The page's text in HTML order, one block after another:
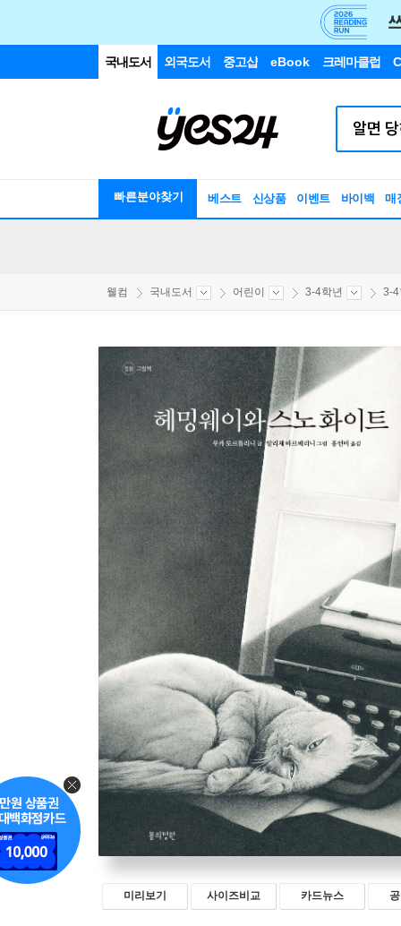
국내도서 외국도서 중고샵 eBook 크레마클럽
빠른분야찾기 베스트 신상품 이벤트 바이백 매
웰컴 국내도서 어린이 3-4학년 3-4
미리보기 사이즈비교 카드뉴스